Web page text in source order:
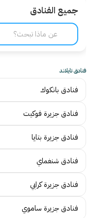
جميع الفنادق
فنادق تايلاند
فنادق بانكوك
فنادق جزيرة فوكيت
فنادق جزيرة بتايا
فنادق شنغماي
فنادق جزيرة كرابي
فنادق جزيرة ساموي